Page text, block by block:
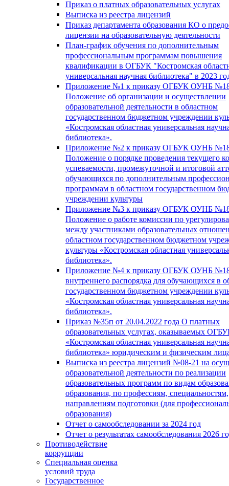
Приказ о платных образовательных услугах
Выписка из реестра лицензий
Приказ департамента образования КО о
лицензии на образовательную деятельности
План-график обучения по дополнительным
профессиональным программам повышения
квалификации в ОГБУК "Костромская
универсальная научная библиотека" в 2023
Приложение №1 к приказу ОГБУК ОУНБ
Положение об организации и осуществлении
образовательной деятельности в областном
государственном бюджетном учреждении
«Костромская областная универсальная
библиотека».
Приложение №2 к приказу ОГБУК ОУНБ
Положение о порядке проведения текущего
успеваемости, промежуточной и итоговой
обучающихся по дополнительным
программам в областном государственном
учреждении культуры
Приложение №3 к приказу ОГБУК ОУНБ
Положение о работе комиссии по
между участниками образовательных
областном государственном бюджетном
культуры «Костромская областная
библиотека».
Приложение №4 к приказу ОГБУК ОУНБ
внутреннего распорядка для обучающихся в
государственном бюджетном учреждении
«Костромская областная универсальная
библиотека».
Приказ №35п от 20.04.2022 года О платных
образовательных услугах, оказываемых
«Костромская областная универсальная
библиотека» юридическим и физическим
Выписка из реестра лицензий №08-21 на
образовательной деятельности по реализации
образовательных программ по видам
образования, по профессиям, специальностям,
направлениям подготовки (для
образования)
Отчет о самообследовании за 2024 год
Отчет о результатах самообследования 2026
Противодействие
коррупции
Специальная оценка
условий труда
Государственное